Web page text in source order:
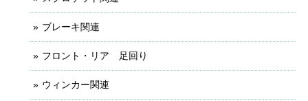
ブレーキ関連
フロント・リア 足回り
ウィンカー関連